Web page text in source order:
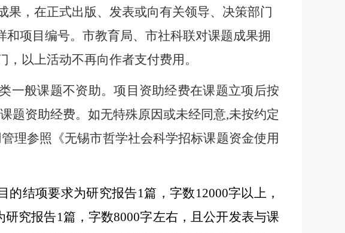
，在正式出版、发表或向有关领导、决策部门
和项目编号。市教育局、市社科联对课题成果拥
以上活动不再向作者支付费用。
类一般课题不资助。项目 资助经费在课题立项后按
题资助经费。如无特殊原因或未经同意,未按约定
理参照《无锡市哲学社会科学招标课题资金使用
的结项要求为研究报告1篇，字数12000字以上，
研究报告1篇，字数8000字左右，且公开发表与课